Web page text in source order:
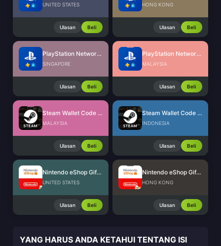
UNITED STATES
Ulasan Beli
HONG KONG
Ulasan Beli
PlayStation Network Card (SG)
SINGAPORE
Ulasan Beli
PlayStation Network Card (MY)
MALAYSIA
Ulasan Beli
Steam Wallet Code (MYR)
MALAYSIA
Ulasan Beli
Steam Wallet Code (IDR)
INDONESIA
Ulasan Beli
Nintendo eShop Gift Card (US)
UNITED STATES
Ulasan Beli
Nintendo eShop Gift Card (HK)
HONG KONG
Ulasan Beli
YANG HARUS ANDA KETAHUI TENTANG ISI